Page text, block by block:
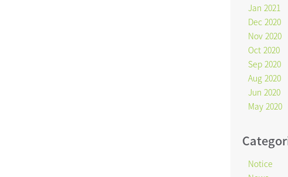
Jan 2021
Dec 2020
Nov 2020
Oct 2020
Sep 2020
Aug 2020
Jun 2020
May 2020
Notice